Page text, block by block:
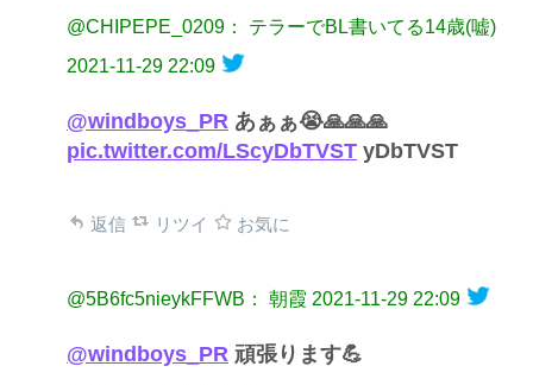
@CHIPEPE_0209： テラーでBL書いてる14歳(嘘)
2021-11-29 22:09
@windboys_PR あぁぁ😭🙏🙏🙏
pic.twitter.com/LScyDbTVST yDbTVST
返信 リツイ お気に
@5B6fc5nieykFFWB： 朝霞 2021-11-29 22:09
@windboys_PR 頑張ります💪